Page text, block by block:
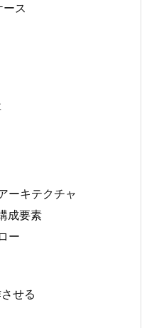
ス
キテクチャ
成要素
ー
せる